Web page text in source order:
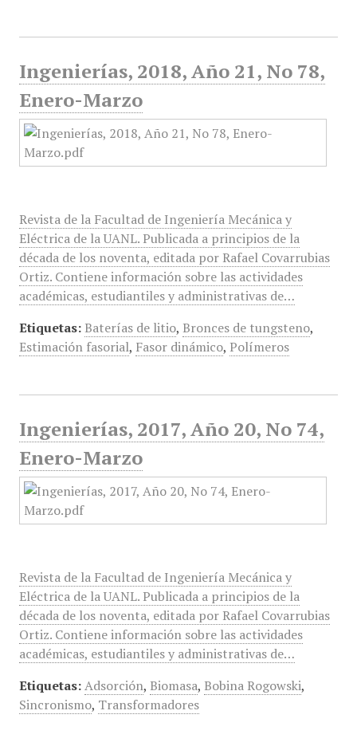
Ingenierías, 2018, Año 21, No 78,
Enero-Marzo
Revista de la Facultad de Ingeniería Mecánica y
Eléctrica de la UANL. Publicada a principios de la
década de los noventa, editada por Rafael Covarrubias
Ortiz. Contiene información sobre las actividades
académicas, estudiantiles y administrativas de…
Etiquetas: Baterías de litio, Bronces de tungsteno,
Estimación fasorial, Fasor dinámico, Polímeros
Ingenierías, 2017, Año 20, No 74,
Enero-Marzo
Revista de la Facultad de Ingeniería Mecánica y
Eléctrica de la UANL. Publicada a principios de la
década de los noventa, editada por Rafael Covarrubias
Ortiz. Contiene información sobre las actividades
académicas, estudiantiles y administrativas de…
Etiquetas: Adsorción, Biomasa, Bobina Rogowski,
Sincronismo, Transformadores